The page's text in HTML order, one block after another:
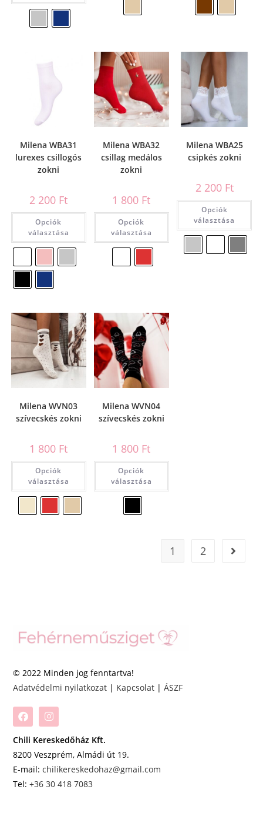
Milena WBA31
lurexes csillogós
zokni
2 200 Ft
Opciók
választása
Milena WBA32
csillag medálos
zokni
1 800 Ft
Opciók
választása
Milena WBA25
csipkés zokni
2 200 Ft
Opciók
választása
Milena WVN03
szívecskés zokni
1 800 Ft
Opciók
választása
Milena WVN04
szívecskés zokni
1 800 Ft
Opciók
választása
1 2
© 2022 Minden jog fenntartva!
Adatvédelmi nyilatkozat | Kapcsolat |ÁSZF
Chili Kereskedőház Kft.
8200 Veszprém, Almádi út 19.
E-mail:chilikereskedohaz@gmail.com
Tel:+36 30 418 7083